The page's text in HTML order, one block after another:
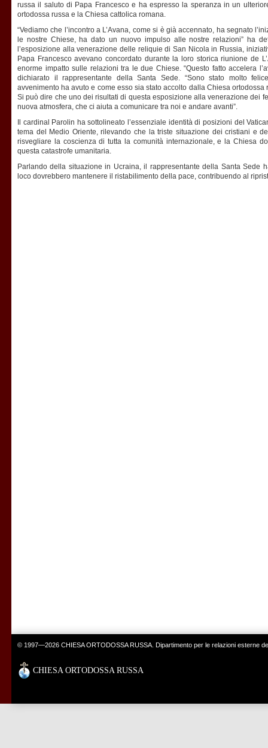
russa il saluto di Papa Francesco e ha espresso la speranza in un
ortodossa russa e la Chiesa cattolica romana.
“Vediamo che l’incontro a L’Avana, come si è già accennato, ha segnato
le nostre Chiese, ha dato un nuovo impulso alle nostre relazioni” ha
l’esposizione alla venerazione delle reliquie di San Nicola in Russia,
Papa Francesco avevano concordato durante la loro storica riunione de
enorme impatto sulle relazioni tra le due Chiese. “Questo fatto accelera
dichiarato il rappresentante della Santa Sede. “Sono stato molto
avvenimento ha avuto e come esso sia stato accolto dalla Chiesa
Si può dire che uno dei risultati di questa esposizione alla venerazione dei
nuova atmosfera, che ci aiuta a comunicare tra noi e andare avanti”.
Il cardinal Parolin ha sottolineato l’essenziale identità di posizioni del
tema del Medio Oriente, rilevando che la triste situazione dei cristiani e
risvegliare la coscienza di tutta la comunità internazionale, e la Chiesa
questa catastrofe umanitaria.
Parlando della situazione in Ucraina, il rappresentante della Santa Sede
loco dovrebbero mantenere il ristabilimento della pace, contribuendo al
© 1997—2026 CHIESA ORTODOSSA RUSSA. Dipartimento per le relazioni esterne
CHIESA ORTODOSSA RUSSA